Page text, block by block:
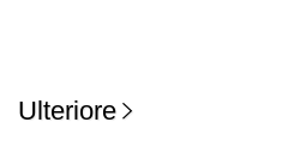
Ulteriore